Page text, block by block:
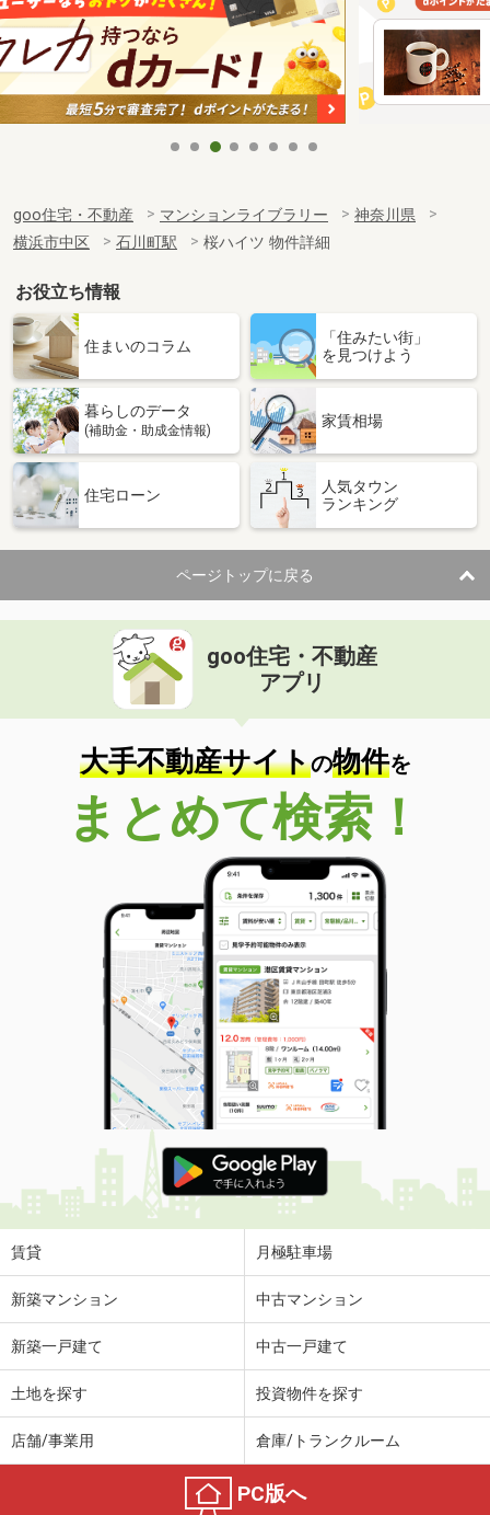
goo住宅・不動産 マンションライブラリー
神奈川県
横浜市中区
石川町駅 桜ハイツ 物件詳細
お役立ち情報
住まいのコラム
「住みたい街」
を見つけよう
暮らしのデータ
(補助金・助成金情報)
家賃相場
住宅ローン
人気タウン
ランキング
ページトップに戻る
goo住宅・不動産
アプリ
大手不動産サイトの物件を
まとめて検索！
賃貸 月極駐車場
新築マンション 中古マンション
新築一戸建て 中古一戸建て
土地を探す 投資物件を探す
店舗/事業用 倉庫/トランクルーム
PC版へ